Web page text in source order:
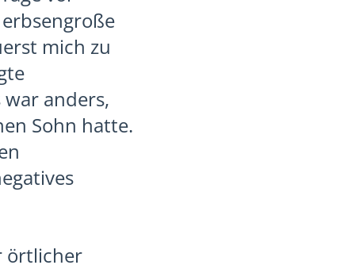
mich zu
anders,
Sohn hatte.
örtlicher